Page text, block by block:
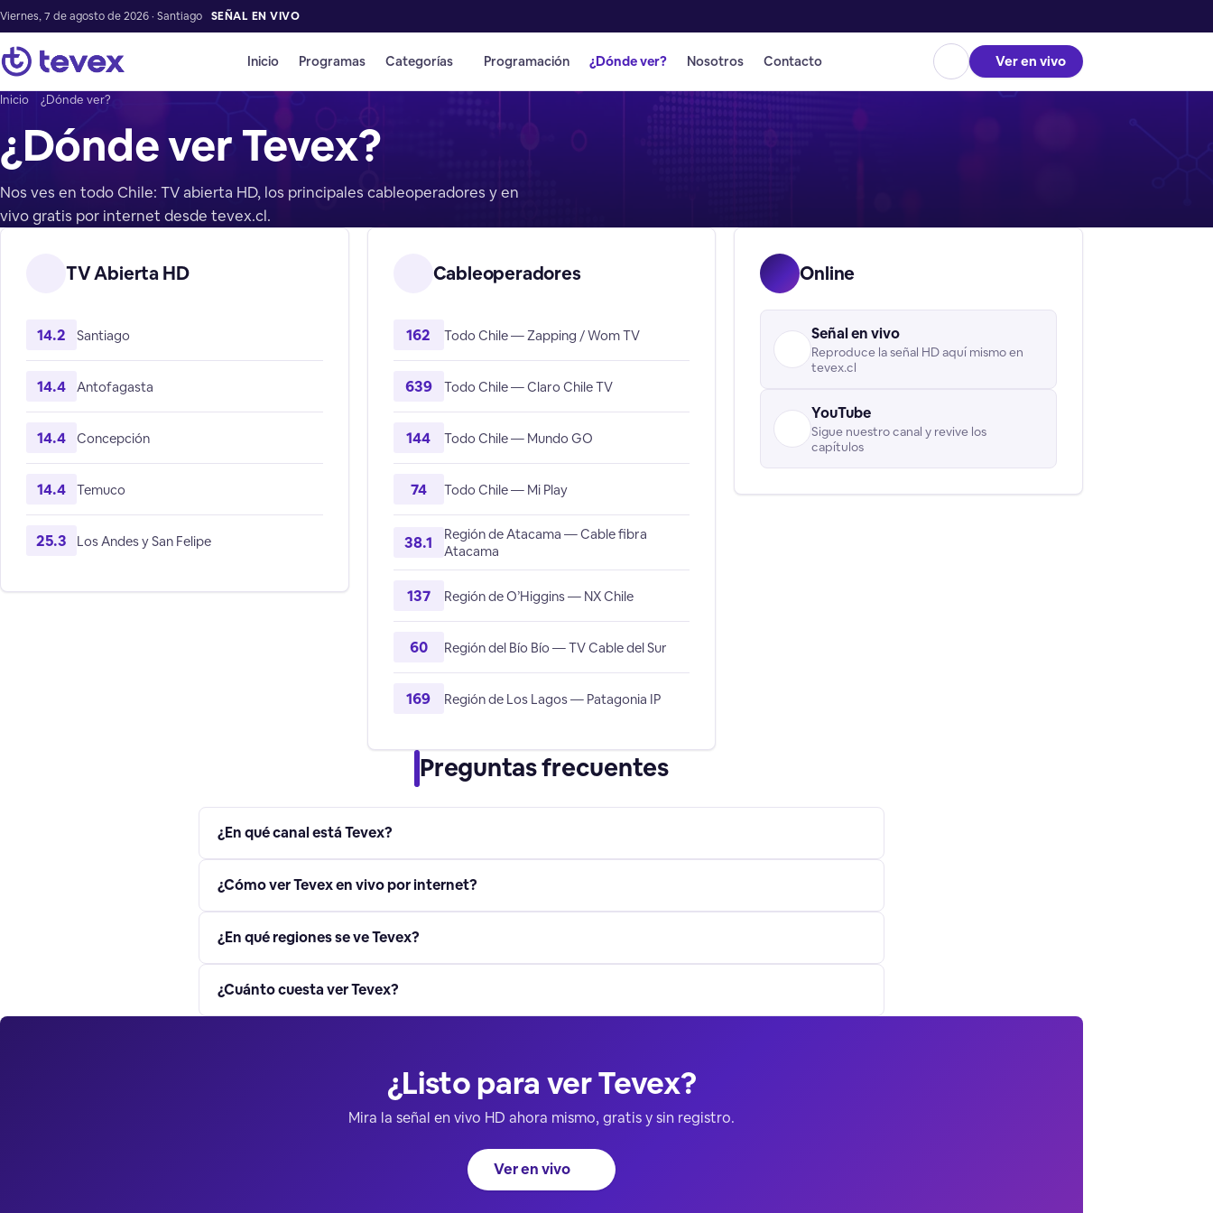
Viernes, 7 de agosto de 2026 · Santiago SEÑAL EN VIVO
Inicio Programas Categorías Programación ¿Dónde ver? Nosotros Contacto Ver en vivo
Inicio ¿Dónde ver?
¿Dónde ver Tevex?
Nos ves en todo Chile: TV abierta HD, los principales cableoperadores y en
vivo gratis por internet desde tevex.cl.
TV Abierta HD
14.2 Santiago
14.4 Antofagasta
14.4 Concepción
14.4 Temuco
25.3 Los Andes y San Felipe
Cableoperadores
162 Todo Chile — Zapping / Wom TV
639 Todo Chile — Claro Chile TV
144 Todo Chile — Mundo GO
74 Todo Chile — Mi Play
38.1
Región de Atacama — Cable fibra
Atacama
137 Región de O’Higgins — NX Chile
60 Región del Bío Bío — TV Cable del Sur
169 Región de Los Lagos — Patagonia IP
Online
Señal en vivo
Reproduce la señal HD aquí mismo en
tevex.cl
YouTube
Sigue nuestro canal y revive los
capítulos
Preguntas frecuentes
¿En qué canal está Tevex?
¿Cómo ver Tevex en vivo por internet?
¿En qué regiones se ve Tevex?
¿Cuánto cuesta ver Tevex?
¿Listo para ver Tevex?
Mira la señal en vivo HD ahora mismo, gratis y sin registro.
Ver en vivo